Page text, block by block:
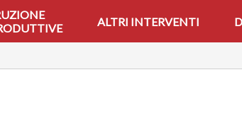
ALTRI INTERVENTI